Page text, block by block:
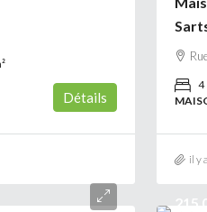
Détails
4
il y
215